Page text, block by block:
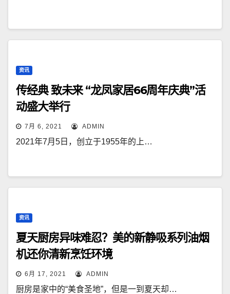
资讯
传经典 致未来 “龙凤家居66周年庆典”活
动盛大举行
7月 6, 2021 ADMIN
2021年7月5日，创立于1955年的上…
资讯
夏天厨房异味难忍？美的新静吸系列油烟
机还你清新烹饪环境
6月 17, 2021 ADMIN
厨房是家中的“美食圣地”，但是一到夏天却…